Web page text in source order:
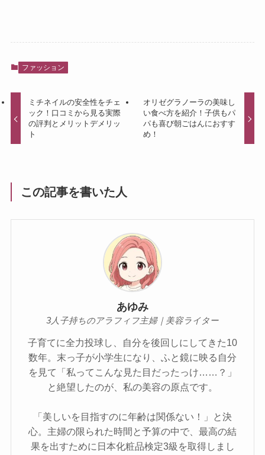
ファッション
ミチネイルの安全性をチェ
ック！口コミから見る実際
の評判とメリットデメリッ
ト
オリゼグラノーラの美味し
い食べ方を紹介！子供もパ
パも喜び朝ごはんにおすす
め！
この記事を書いた人
あゆみ
3人子持ちのアラフィフ主婦｜美容ライター
子育てに全力投球し、自分を後回しにしてきた10
数年。末っ子が小学生になり、ふと鏡に映る自分
を見て「私ってこんな見た目だったっけ……？」
と絶望したのが、私の美容の原点です。
「美しいを目指すのに年齢は関係ない！」と決
心。主婦の限られた時間と予算の中で、最高の結
果を出すために日本化粧品検定3級を取得しまし